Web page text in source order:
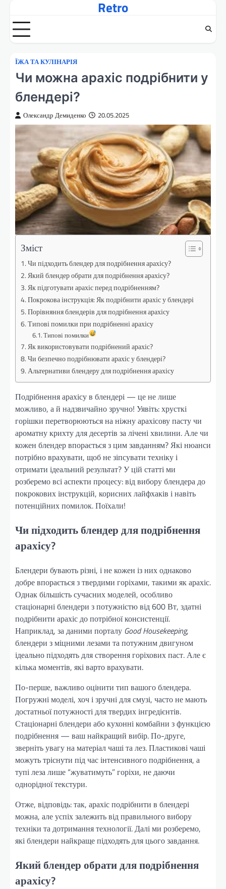
вмісту
Retro
ЇЖА ТА КУЛІНАРІЯ
Чи можна арахіс подрібнити у
блендері?
Олександр Демиденко 20.05.2025
Зміст
Чи підходить блендер для подрібнення арахісу?
Який блендер обрати для подрібнення арахісу?
Як підготувати арахіс перед подрібненням?
Покрокова інструкція: Як подрібнити арахіс у блендері
Порівняння блендерів для подрібнення арахісу
Типові помилки при подрібненні арахісу
Типові помилки
Як використовувати подрібнений арахіс?
Чи безпечно подрібнювати арахіс у блендері?
Альтернативи блендеру для подрібнення арахісу
Подрібнення арахісу в блендері — це не лише
можливо, а й надзвичайно зручно! Уявіть: хрусткі
горішки перетворюються на ніжну арахісову пасту чи
ароматну крихту для десертів за лічені хвилини. Але чи
кожен блендер впорається з цим завданням? Які нюанси
потрібно врахувати, щоб не зіпсувати техніку і
отримати ідеальний результат? У цій статті ми
розберемо всі аспекти процесу: від вибору блендера до
покрокових інструкцій, корисних лайфхаків і навіть
потенційних помилок. Поїхали!
Чи підходить блендер для подрібнення
арахісу?
Блендери бувають різні, і не кожен із них однаково
добре впорається з твердими горіхами, такими як арахіс.
Однак більшість сучасних моделей, особливо
стаціонарні блендери з потужністю від 600 Вт, здатні
подрібнити арахіс до потрібної консистенції.
Наприклад, за даними порталу Good Housekeeping,
блендери з міцними лезами та потужним двигуном
ідеально підходять для створення горіхових паст. Але є
кілька моментів, які варто врахувати.
По-перше, важливо оцінити тип вашого блендера.
Погружні моделі, хоч і зручні для смузі, часто не мають
достатньої потужності для твердих інгредієнтів.
Стаціонарні блендери або кухонні комбайни з функцією
подрібнення — ваш найкращий вибір. По-друге,
зверніть увагу на матеріал чаші та лез. Пластикові чаші
можуть тріснути під час інтенсивного подрібнення, а
тупі леза лише “жуватимуть” горіхи, не даючи
однорідної текстури.
Отже, відповідь: так, арахіс подрібнити в блендері
можна, але успіх залежить від правильного вибору
техніки та дотримання технології. Далі ми розберемо,
які блендери найкраще підходять для цього завдання.
Який блендер обрати для подрібнення
арахісу?